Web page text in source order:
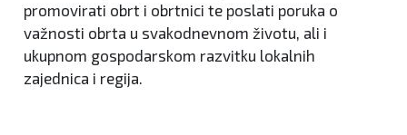
promovirati obrt i obrtnici te poslati poruka o
važnosti obrta u svakodnevnom životu, ali i
ukupnom gospodarskom razvitku lokalnih
zajednica i regija.